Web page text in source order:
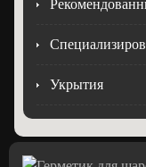
Укрытия